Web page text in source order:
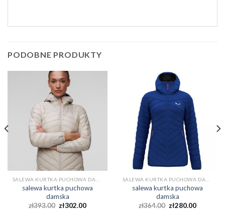
PODOBNE PRODUKTY
salewa kurtka puchowa
damska
zł393.00 zł302.00
salewa kurtka puchowa
damska
zł364.00 zł280.00